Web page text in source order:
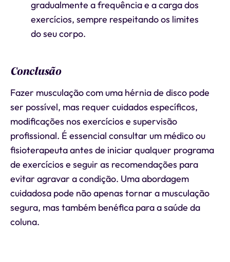
gradualmente a frequência e a carga dos
exercícios, sempre respeitando os limites
do seu corpo.
Conclusão
Fazer musculação com uma hérnia de disco pode
ser possível, mas requer cuidados específicos,
modificações nos exercícios e supervisão
profissional. É essencial consultar um médico ou
fisioterapeuta antes de iniciar qualquer programa
de exercícios e seguir as recomendações para
evitar agravar a condição. Uma abordagem
cuidadosa pode não apenas tornar a musculação
segura, mas também benéfica para a saúde da
coluna.